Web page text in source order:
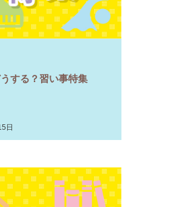
する？習い事特集
日